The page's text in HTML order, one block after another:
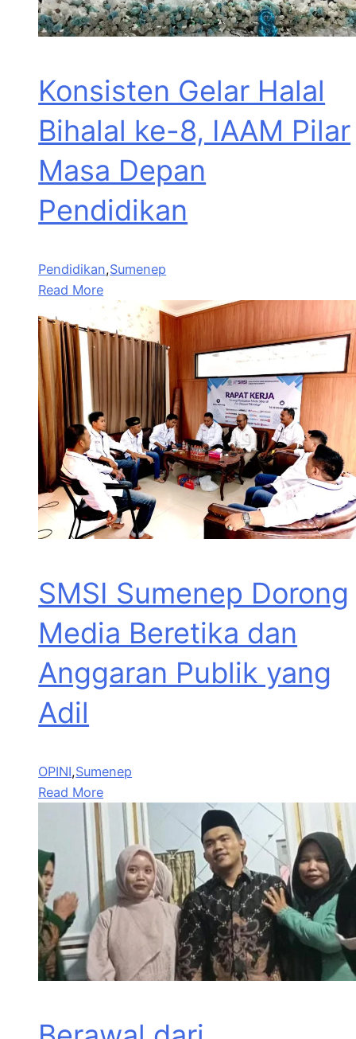
Konsisten Gelar Halal
Bihalal ke-8, IAAM Pilar
Masa Depan
Pendidikan
Pendidikan,Sumenep
Read More
SMSI Sumenep Dorong
Media Beretika dan
Anggaran Publik yang
Adil
OPINI,Sumenep
Read More